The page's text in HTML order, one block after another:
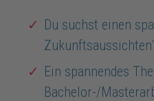
Du suchst einen
Ein spannendes
Bachelor-/